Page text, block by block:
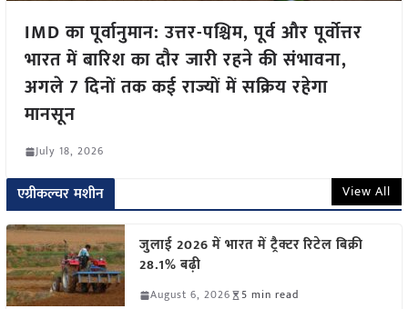
IMD का पूर्वानुमान: उत्तर-पश्चिम, पूर्व और पूर्वोत्तर
भारत में बारिश का दौर जारी रहने की संभावना,
अगले 7 दिनों तक कई राज्यों में सक्रिय रहेगा
मानसून
July 18, 2026
एग्रीकल्चर मशीन View All
जुलाई 2026 में भारत में ट्रैक्टर रिटेल बिक्री
28.1% बढ़ी
August 6, 2026 5 min read